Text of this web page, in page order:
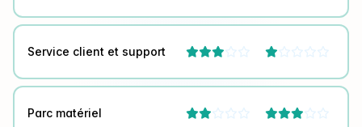
Service client et support  
Parc matériel  